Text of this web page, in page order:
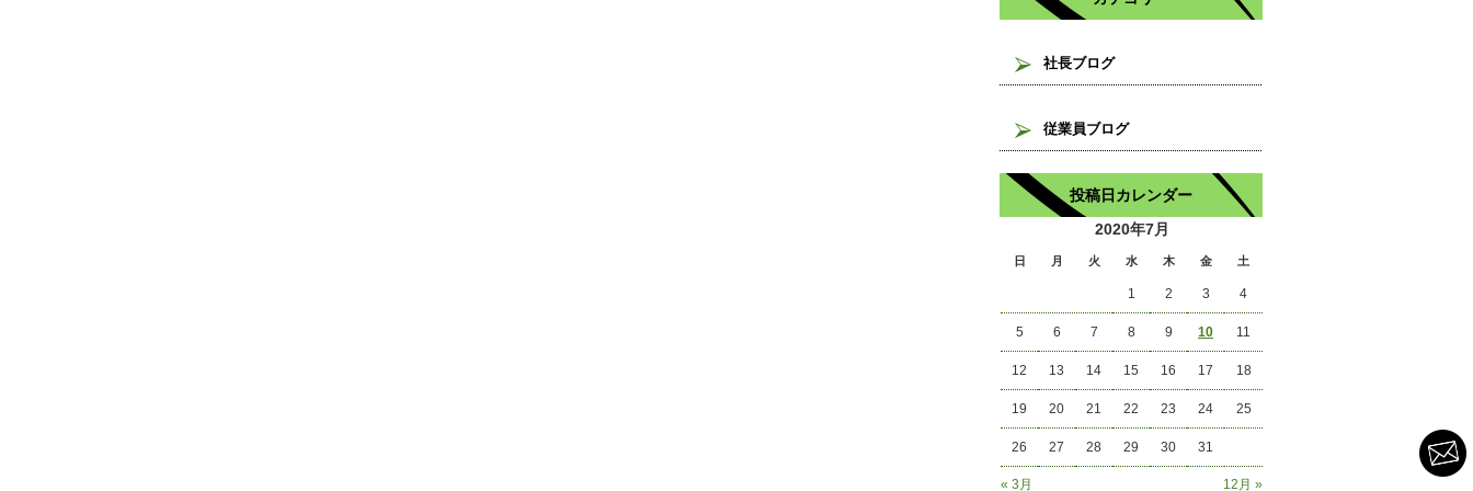
社長ブログ
従業員ブログ
投稿日カレンダー
2020年7月
日 月 火 水 木 金 土
« 3月 12月 »
1 2 3 4
5 6 7 8 9 10 11
12 13 14 15 16 17 18
19 20 21 22 23 24 25
26 27 28 29 30 31